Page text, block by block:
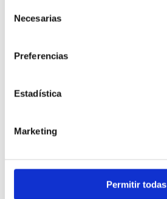
Necesarias
Preferencias
Estadística
Marketing
Permitir todas